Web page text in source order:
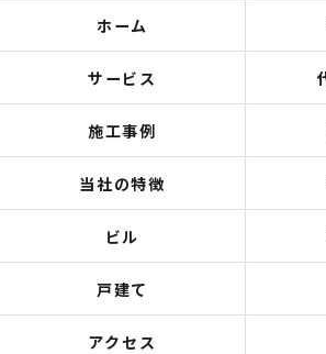
ホーム
サービス
施工事例
当社の特徴
ビル
戸建て
アクセス